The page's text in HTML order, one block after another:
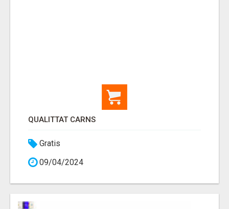
QUALITTAT CARNS
Gratis
09/04/2024